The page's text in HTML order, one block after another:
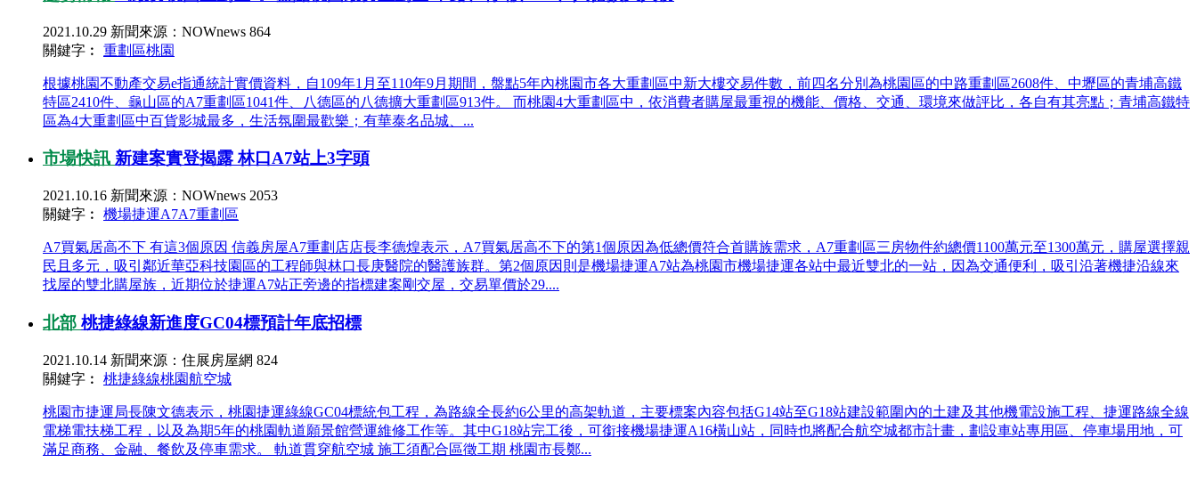
2021.10.29 新聞來源：NOWnews 864
關鍵字︰ 重劃區桃園
根據桃園不動產交易e指通統計實價資料，自109年1月至110年9月期間，盤點5年內桃園市各大重劃區中新大樓交易件數，前四名分別為桃園區的中路重劃區2608件、中壢區的青埔高鐵
特區2410件、龜山區的A7重劃區1041件、八德區的八德擴大重劃區913件。 而桃園4大重劃區中，依消費者購屋最重視的機能、價格、交通、環境來做評比，各自有其亮點；青埔高鐵特
區為4大重劃區中百貨影城最多，生活氛圍最歡樂；有華泰名品城、...
市場快訊 新建案實登揭露 林口A7站上3字頭
2021.10.16 新聞來源：NOWnews 2053
關鍵字︰ 機場捷運A7A7重劃區
A7買氣居高不下 有這3個原因 信義房屋A7重劃店店長李德煌表示，A7買氣居高不下的第1個原因為低總價符合首購族需求，A7重劃區三房物件約總價1100萬元至1300萬元，購屋選擇親
民且多元，吸引鄰近華亞科技園區的工程師與林口長庚醫院的醫護族群。第2個原因則是機場捷運A7站為桃園市機場捷運各站中最近雙北的一站，因為交通便利，吸引沿著機捷沿線來
找屋的雙北購屋族，近期位於捷運A7站正旁邊的指標建案剛交屋，交易單價於29....
北部 桃捷綠線新進度GC04標預計年底招標
2021.10.14 新聞來源：住展房屋網 824
關鍵字︰ 桃捷綠線桃園航空城
桃園市捷運局長陳文德表示，桃園捷運綠線GC04標統包工程，為路線全長約6公里的高架軌道，主要標案內容包括G14站至G18站建設範圍內的土建及其他機電設施工程、捷運路線全線
電梯電扶梯工程，以及為期5年的桃園軌道願景館營運維修工作等。其中G18站完工後，可銜接機場捷運A16橫山站，同時也將配合航空城都市計畫，劃設車站專用區、停車場用地，可
滿足商務、金融、餐飲及停車需求。 軌道貫穿航空城 施工須配合區徵工期 桃園市長鄭...